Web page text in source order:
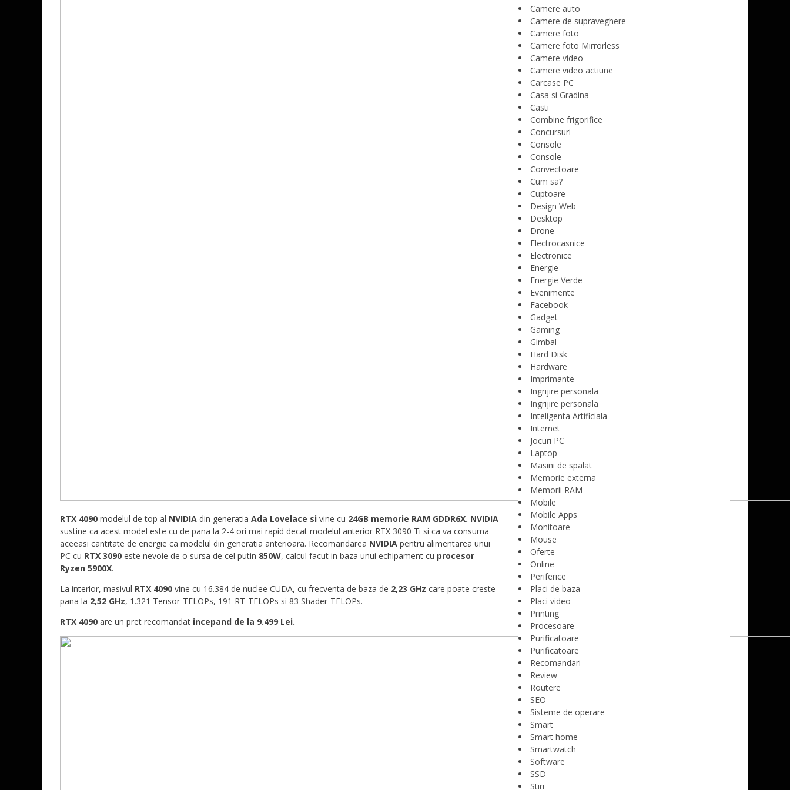
RTX 4090 modelul de top al NVIDIA din generatia Ada Lovelace si vine cu 24GB memorie RAM GDDR6X. NVIDIA
sustine ca acest model este cu de pana la 2-4 ori mai rapid decat modelul anterior RTX 3090 Ti si ca va consuma
aceeasi cantitate de energie ca modelul din generatia anterioara. Recomandarea NVIDIA pentru alimentarea unui
PC cu RTX 3090 este nevoie de o sursa de cel putin 850W, calcul facut in baza unui echipament cu procesor
Ryzen 5900X.
La interior, masivul RTX 4090 vine cu 16.384 de nuclee CUDA, cu frecventa de baza de 2,23 GHz care poate creste
pana la 2,52 GHz, 1.321 Tensor-TFLOPs, 191 RT-TFLOPs si 83 Shader-TFLOPs.
RTX 4090 are un pret recomandat incepand de la 9.499 Lei.
Camere auto
Camere de supraveghere
Camere foto
Camere foto Mirrorless
Camere video
Camere video actiune
Carcase PC
Casa si Gradina
Casti
Combine frigorifice
Concursuri
Console
Console
Convectoare
Cum sa?
Cuptoare
Design Web
Desktop
Drone
Electrocasnice
Electronice
Energie
Energie Verde
Evenimente
Facebook
Gadget
Gaming
Gimbal
Hard Disk
Hardware
Imprimante
Ingrijire personala
Ingrijire personala
Inteligenta Artificiala
Internet
Jocuri PC
Laptop
Masini de spalat
Memorie externa
Memorii RAM
Mobile
Mobile Apps
Monitoare
Mouse
Oferte
Online
Periferice
Placi de baza
Placi video
Printing
Procesoare
Purificatoare
Purificatoare
Recomandari
Review
Routere
SEO
Sisteme de operare
Smart
Smart home
Smartwatch
Software
SSD
Stiri